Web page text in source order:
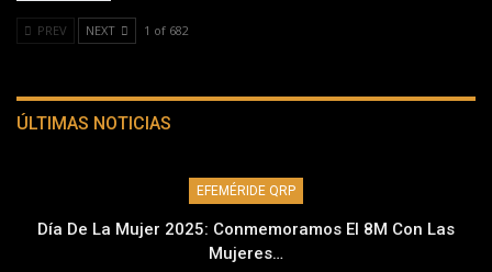
PREV NEXT 1 of 682
ÚLTIMAS NOTICIAS
EFEMÉRIDE QRP
Día De La Mujer 2025: Conmemoramos El 8M Con Las
Mujeres…